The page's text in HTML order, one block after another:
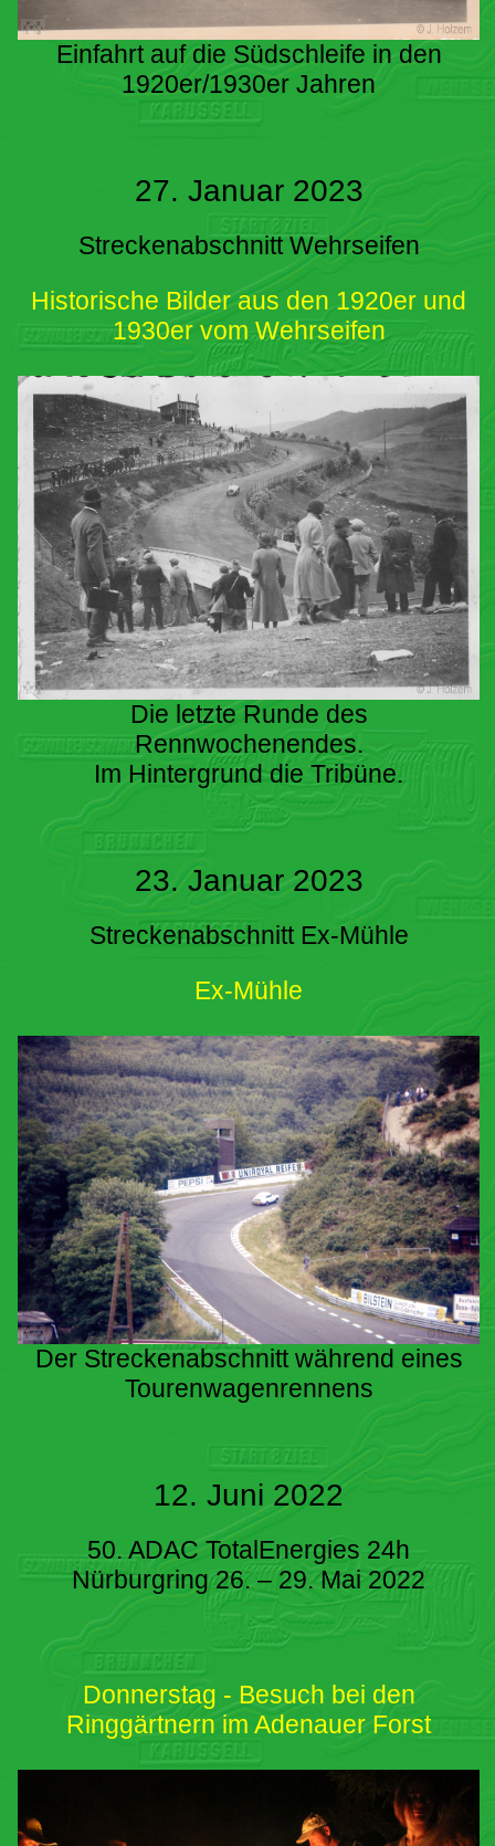
Einfahrt auf die Südschleife in den
1920er/1930er Jahren
27. Januar 2023
Streckenabschnitt Wehrseifen
Historische Bilder aus den 1920er und
1930er vom Wehrseifen
Die letzte Runde des
Rennwochenendes.
Im Hintergrund die Tribüne.
23. Januar 2023
Streckenabschnitt Ex-Mühle
Ex-Mühle
Der Streckenabschnitt während eines
Tourenwagenrennens
12. Juni 2022
50. ADAC TotalEnergies 24h
Nürburgring 26. – 29. Mai 2022
Donnerstag - Besuch bei den
Ringgärtnern im Adenauer Forst